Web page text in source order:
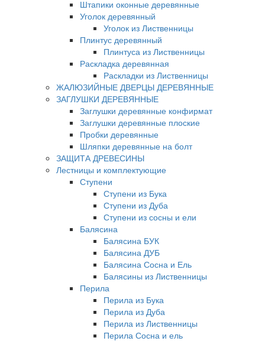
Штапики оконные деревянные
Уголок деревянный
Уголок из Лиственницы
Плинтус деревянный
Плинтуса из Лиственницы
Раскладка деревянная
Раскладки из Лиственницы
ЖАЛЮЗИЙНЫЕ ДВЕРЦЫ ДЕРЕВЯННЫЕ
ЗАГЛУШКИ ДЕРЕВЯННЫЕ
Заглушки деревянные конфирмат
Заглушки деревянные плоские
Пробки деревянные
Шляпки деревянные на болт
ЗАЩИТА ДРЕВЕСИНЫ
Лестницы и комплектующие
Ступени
Ступени из Бука
Ступени из Дуба
Ступени из сосны и ели
Балясина
Балясина БУК
Балясина ДУБ
Балясина Сосна и Ель
Балясины из Лиственницы
Перила
Перила из Бука
Перила из Дуба
Перила из Лиственницы
Перила Сосна и ель